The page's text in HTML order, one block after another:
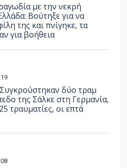
με την νεκρή
Βούτηξε για να
της και πνίγηκε, τα
για βοήθεια
Συγκρούστηκαν δύο τραμ
της Σάλκε στη Γερμανία,
τραυματίες, οι επτά